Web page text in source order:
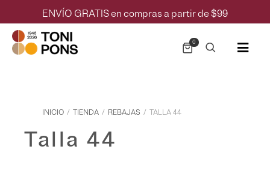
ENVÍO GRATIS en compras a partir de $99
0
INICIO / TIENDA / REBAJAS / TALLA 44
Talla 44